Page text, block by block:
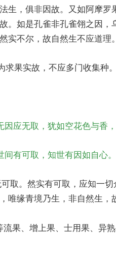
生，俱非因故。又如阿摩
。如是孔雀非孔雀翎之因
实不尔，故自然生不应道理。
果实故，不应多门收集种
因应无取，犹如空花色与香，
间有可取，知世有因如自心。
取。然实有可取，应知一
唯缘青境乃生，非自然生，
果、增上果、士用果、异熟